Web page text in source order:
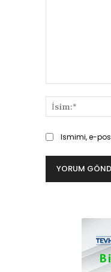
Ismimi, e-